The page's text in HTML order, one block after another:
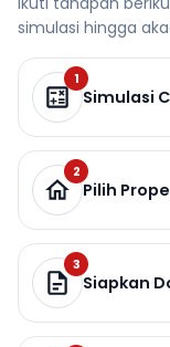
simulasi hingga
1
Simulasi
2
Pilih
3
Siapkan